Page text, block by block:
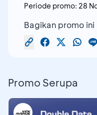
Periode promo: 28
Bagikan promo ini
Promo Serupa